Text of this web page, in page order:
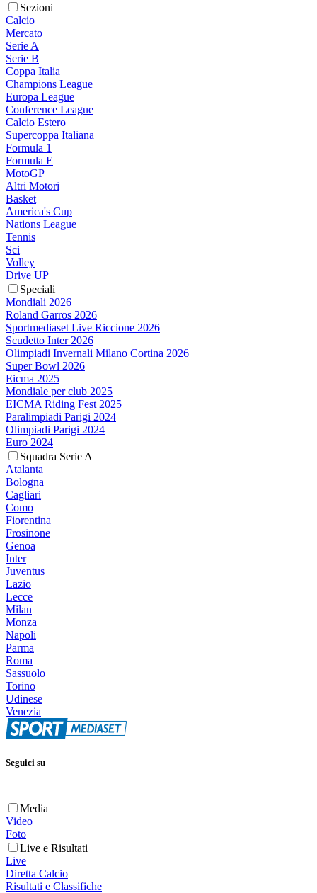
Sezioni
Calcio
Mercato
Serie A
Serie B
Coppa Italia
Champions League
Europa League
Conference League
Calcio Estero
Supercoppa Italiana
Formula 1
Formula E
MotoGP
Altri Motori
Basket
America's Cup
Nations League
Tennis
Sci
Volley
Drive UP
Speciali
Mondiali 2026
Roland Garros 2026
Sportmediaset Live Riccione 2026
Scudetto Inter 2026
Olimpiadi Invernali Milano Cortina 2026
Super Bowl 2026
Eicma 2025
Mondiale per club 2025
EICMA Riding Fest 2025
Paralimpiadi Parigi 2024
Olimpiadi Parigi 2024
Euro 2024
Squadra Serie A
Atalanta
Bologna
Cagliari
Como
Fiorentina
Frosinone
Genoa
Inter
Juventus
Lazio
Lecce
Milan
Monza
Napoli
Parma
Roma
Sassuolo
Torino
Udinese
Venezia
Seguici su
Media
Video
Foto
Live e Risultati
Live
Diretta Calcio
Risultati e Classifiche